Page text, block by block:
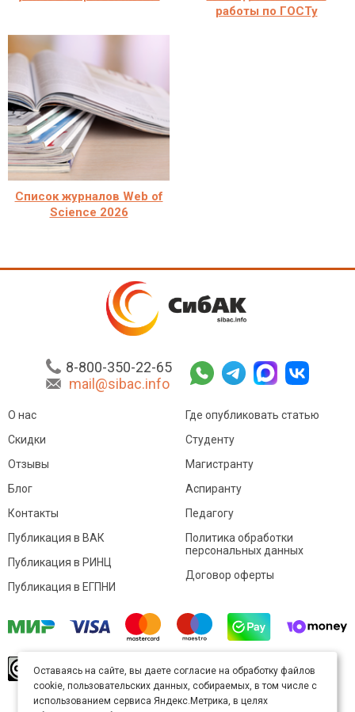
работы по ГОСТу
Список журналов Web of
Science 2026
8-800-350-22-65
mail@sibac.info
О нас
Скидки
Отзывы
Блог
Контакты
Где опубликовать статью
Студенту
Магистранту
Аспиранту
Педагогу
Публикация в ВАК
Публикация в РИНЦ
Публикация в ЕГПНИ
Политика обработки
персональных данных
Договор оферты
произведение доступно полицензии Creative
Commons «Attribution» («Атрибуция») 4.0
Непортированная.
Оставаясь на сайте, вы даете согласие на обработку файлов
cookie, пользовательских данных, собираемых, в том числе с
использованием сервиса Яндекс.Метрика, в целях